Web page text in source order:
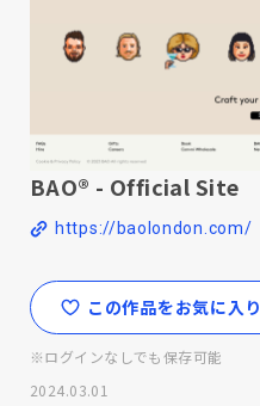
BAO® - Official Site
https://baolondon.com/
この作品をお気に入り
※ログインなしでも保存可能
2024.03.01